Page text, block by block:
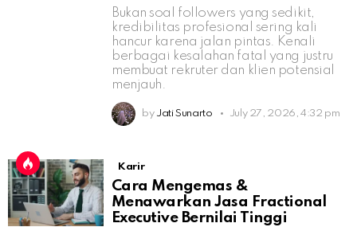
Bukan soal followers yang sedikit,
kredibilitas profesional sering kali
hancur karena jalan pintas. Kenali
berbagai kesalahan fatal yang justru
membuat rekruter dan klien potensial
menjauh.
by Jati Sunarto July 27, 2026, 4:32 pm
Karir
Cara Mengemas &
Menawarkan Jasa Fractional
Executive Bernilai Tinggi